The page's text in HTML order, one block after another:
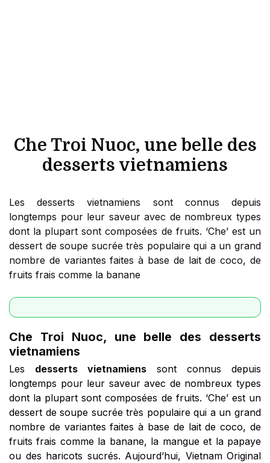
Che Troi Nuoc, une belle des
desserts vietnamiens
Les desserts vietnamiens sont connus depuis
longtemps pour leur saveur avec de nombreux types
dont la plupart sont composées de fruits. ‘Che’ est un
dessert de soupe sucrée très populaire qui a un grand
nombre de variantes faites à base de lait de coco, de
fruits frais comme la banane
Che Troi Nuoc, une belle des desserts
vietnamiens
Les desserts vietnamiens sont connus depuis
longtemps pour leur saveur avec de nombreux types
dont la plupart sont composées de fruits. ‘Che’ est un
dessert de soupe sucrée très populaire qui a un grand
nombre de variantes faites à base de lait de coco, de
fruits frais comme la banane, la mangue et la papaye
ou des haricots sucrés. Aujourd’hui, Vietnam Original